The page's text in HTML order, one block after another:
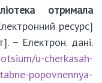
отримала
ресурс]
– Електрон. дані.
u-cherkasah-
popovnennya-